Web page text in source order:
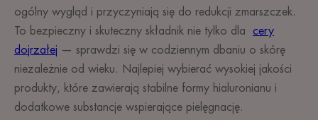
ogólny wygląd i przyczyniają się do redukcji zmarszczek.
To bezpieczny i skuteczny składnik nie tylko dla cery
dojrzałej — sprawdzi się w codziennym dbaniu o skórę
niezależnie od wieku. Najlepiej wybierać wysokiej jakości
produkty, które zawierają stabilne formy hialuronianu i
dodatkowe substancje wspierające pielęgnację.